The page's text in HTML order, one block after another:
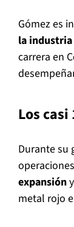
Gómez es
la
carrera en
Los
Durante su
expansión
metal rojo